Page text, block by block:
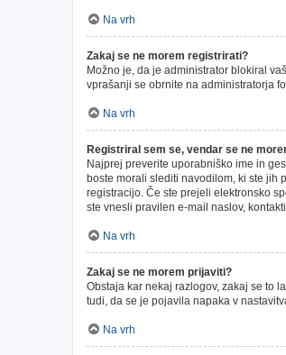
Na vrh
Zakaj se ne morem registrirati?
Možno je, da je administrator blokiral
vprašanji se obrnite na administratorja
Na vrh
Registriral sem se, vendar se ne
Najprej preverite uporabniško ime in
boste morali slediti navodilom, ki ste jih
registracijo. Če ste prejeli elektronsko
ste vnesli pravilen e-mail naslov,
Na vrh
Zakaj se ne morem prijaviti?
Obstaja kar nekaj razlogov, zakaj se to
tudi, da se je pojavila napaka v
Na vrh